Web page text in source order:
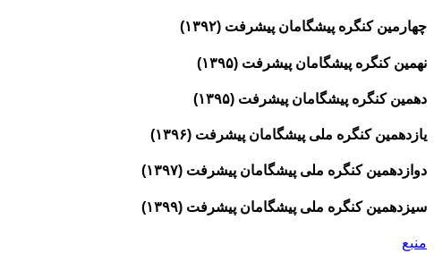
چهارمین کنگره پیشگامان پیشرفت (۱۳۹۲)
نهمین کنگره پیشگامان پیشرفت (۱۳۹۵)
دهمین کنگره پیشگامان پیشرفت (۱۳۹۵)
یازدهمین کنگره ملی پیشگامان پیشرفت (۱۳۹۶)
دوازدهمین کنگره ملی پیشگامان پیشرفت (۱۳۹۷)
سیزدهمین کنگره ملی پیشگامان پیشرفت (۱۳۹۹)
منبع